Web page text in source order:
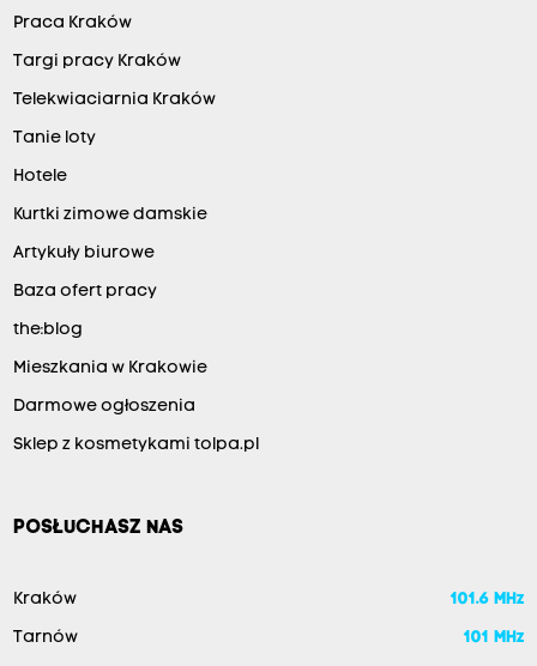
Praca Kraków
Targi pracy Kraków
Telekwiaciarnia Kraków
Tanie loty
Hotele
Kurtki zimowe damskie
Artykuły biurowe
Baza ofert pracy
the:blog
Mieszkania w Krakowie
Darmowe ogłoszenia
Sklep z kosmetykami tolpa.pl
POSŁUCHASZ NAS
Kraków 101.6 MHz
Tarnów 101 MHz